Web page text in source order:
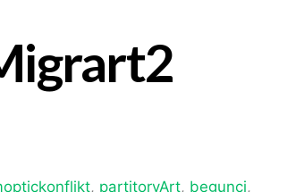
, partitoryArt, begunci,